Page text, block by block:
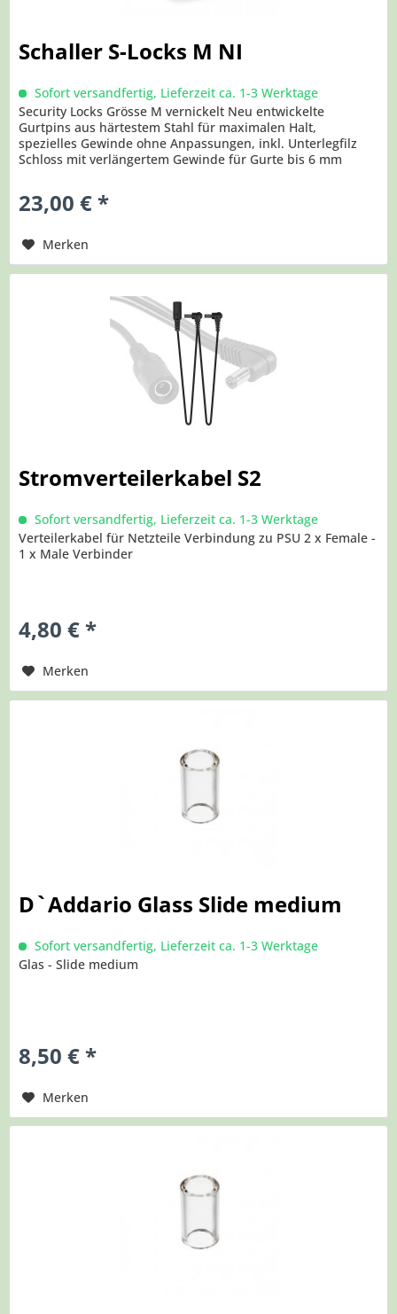
Schaller S-Locks M NI
Sofort versandfertig, Lieferzeit ca. 1-3 Werktage
Security Locks Grösse M vernickelt Neu entwickelte
Gurtpins aus härtestem Stahl für maximalen Halt,
spezielles Gewinde ohne Anpassungen, inkl. Unterlegfilz
Schloss mit verlängertem Gewinde für Gurte bis 6 mm
Verschleißfreiheit und Sicherheit Neues Design der Kugel
für beste Haptik Revolutionäres Lock-
23,00 € *
Merken
Stromverteilerkabel S2
Sofort versandfertig, Lieferzeit ca. 1-3 Werktage
Verteilerkabel für Netzteile Verbindung zu PSU 2 x Female -
1 x Male Verbinder
4,80 € *
Merken
D`Addario Glass Slide medium
Sofort versandfertig, Lieferzeit ca. 1-3 Werktage
Glas - Slide medium
8,50 € *
Merken